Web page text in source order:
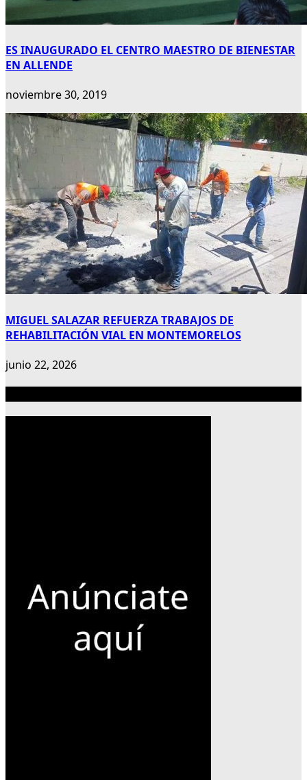
ES INAUGURADO EL CENTRO MAESTRO DE BIENESTAR
EN ALLENDE
noviembre 30, 2019
MIGUEL SALAZAR REFUERZA TRABAJOS DE
REHABILITACIÓN VIAL EN MONTEMORELOS
junio 22, 2026